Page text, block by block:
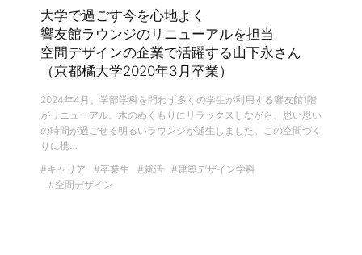
大学で過ごす今を心地よく
響友館ラウンジのリニューアルを担当
空間デザインの企業で活躍する山下永さん
（京都橘大学2020年3月卒業）
2024年4月、学部学科を問わず多くの学生が利用する響友館1階
がリニューアル。木のぬくもりにリラックスしながら、思い思い
の時間が過ごせる明るいラウンジが誕生しました。この空間づく
りに携…
#キャリア
#卒業生 #就活
#建築デザイン学科
#空間デザイン